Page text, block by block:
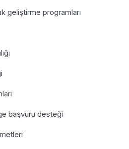
geliştirme programları
başvuru desteği